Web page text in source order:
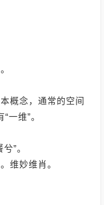
概念，通常的空间
一维”。
”。
维妙维肖。